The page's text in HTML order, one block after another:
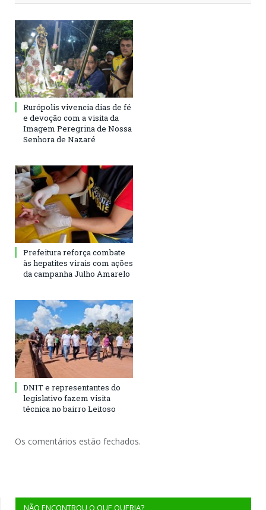
Rurópolis vivencia dias de fé
e devoção com a visita da
Imagem Peregrina de Nossa
Senhora de Nazaré
Prefeitura reforça combate
às hepatites virais com ações
da campanha Julho Amarelo
DNIT e representantes do
legislativo fazem visita
técnica no bairro Leitoso
Os comentários estão fechados.
NÃO ENCONTROU O QUE QUERIA?